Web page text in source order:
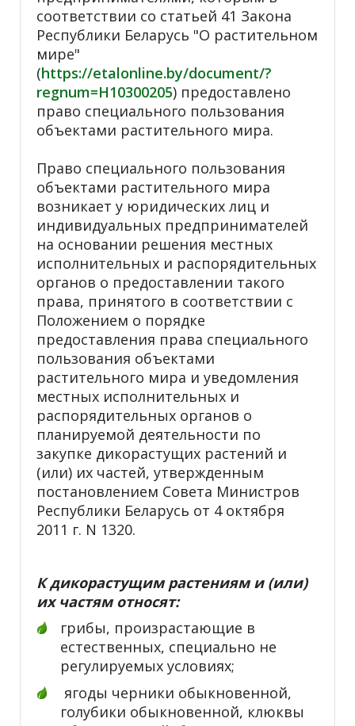
соответствии со статьей 41 Закона
Республики Беларусь "О растительном
мире"
(https://etalonline.by/document/?
regnum=H10300205) предоставлено
право специального пользования
объектами растительного мира.
Право специального пользования
объектами растительного мира
возникает у юридических лиц и
индивидуальных предпринимателей
на основании решения местных
исполнительных и распорядительных
органов о предоставлении такого
права, принятого в соответствии с
Положением о порядке
предоставления права специального
пользования объектами
растительного мира и уведомления
местных исполнительных и
распорядительных органов о
планируемой деятельности по
закупке дикорастущих растений и
(или) их частей, утвержденным
постановлением Совета Министров
Республики Беларусь от 4 октября
2011 г. N 1320.
К дикорастущим растениям и (или)
их частям относят:
грибы, произрастающие в
естественных, специально не
регулируемых условиях;
ягоды черники обыкновенной,
голубики обыкновенной, клюквы